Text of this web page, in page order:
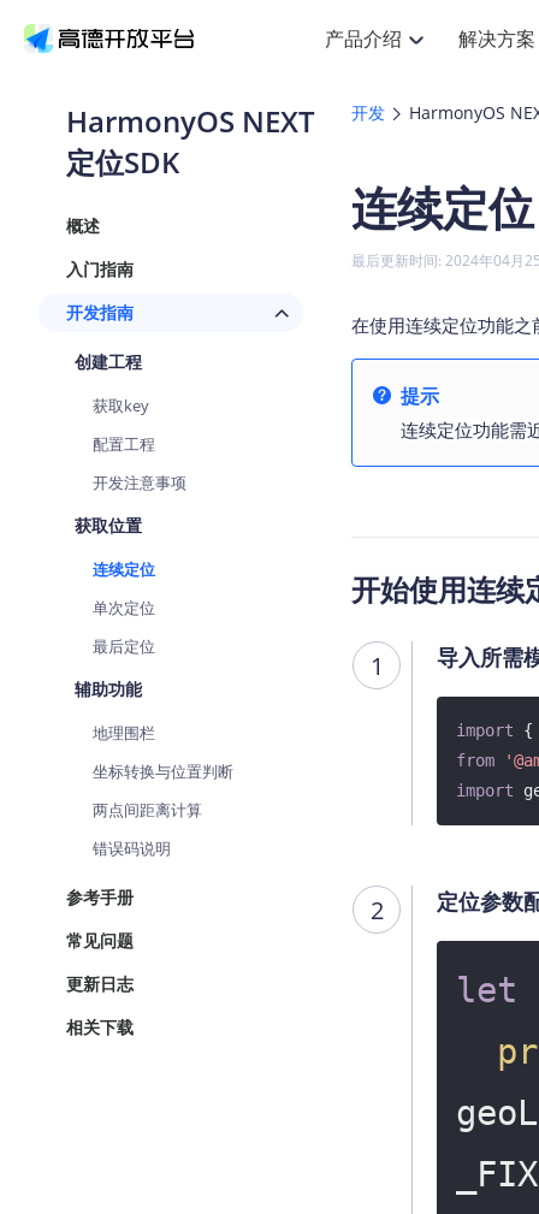
产品介绍
产品介绍
高德开放平台产品介绍
搜索定位
搜索 HOT
位置、周边、行政区、ID等查询
JS Android iOS
基于LBS的定位服务
位置名称与经纬度之间转换服务
Android iOS
智能硬件定位
解决方案
解决方案
提供各行业LBS解决方案
提供LBS领域的Agent解决方案
提供智能守护与运动出行解决方
智能眼镜实时导航及智慧出行解
世界地图 NEW
智能两轮车 NEW
合规精确的两轮车场景导航
手机银行 NEW
文档与支持
高德开放平台开发文档与
API
Web高级服务API
定价
开放平台产品定价
产品定价
技术服务许可
Android定位
浏览器定位
自定义地图
认证开发商
HarmonyOS NEXT
定位SDK
概述
入门指南
开发指南
创建工程
获取key
配置工程
开发注意事项
获取位置
连续定位
单次定位
最后定位
辅助功能
地理围栏
坐标转换与位置判断
两点间距离计算
错误码说明
参考手册
常见问题
更新日志
相关下载
开发 HarmonyOS
连续定位
最后更新时间: 2024年04月
在使用连续定位功能
提示
连续定位功能需
开始使用连续
1 导入所需
import
from
import
2 定位参数
let